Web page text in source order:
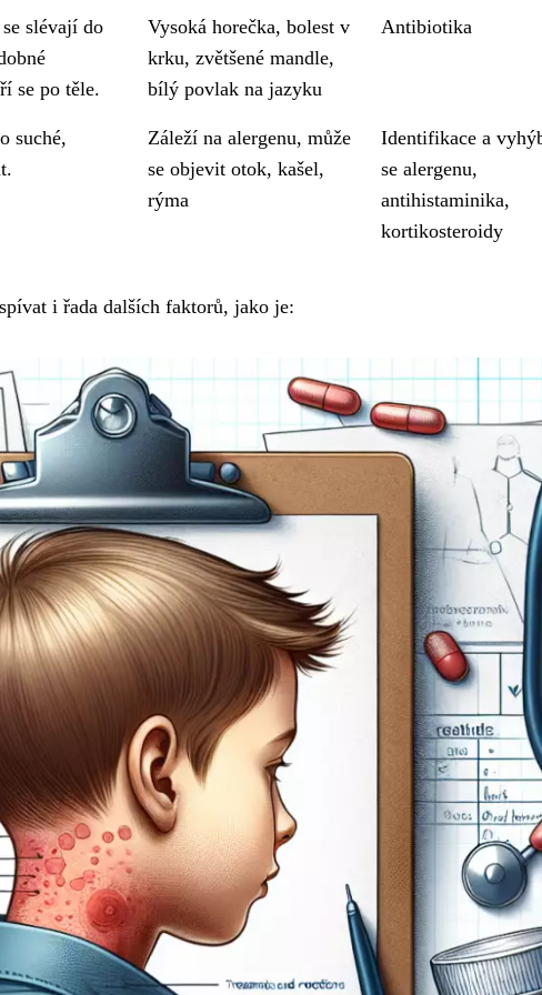
slévají do
se po těle.
Vysoká horečka, bolest v
krku, zvětšené mandle,
bílý povlak na jazyku
Antibiotika
suché,
Záleží na alergenu, může
se objevit otok, kašel,
rýma
Identifikace a
se alergenu,
antihistaminika,
kortikosteroidy
i řada dalších faktorů, jako je: